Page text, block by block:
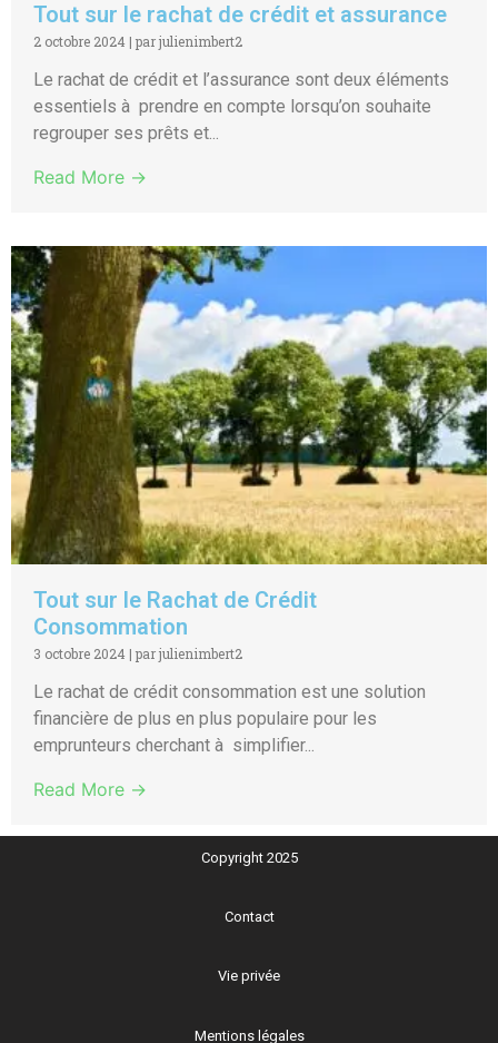
Tout sur le rachat de crédit et assurance
2 octobre 2024 | par julienimbert2
Le rachat de crédit et l’assurance sont deux éléments
essentiels à prendre en compte lorsqu’on souhaite
regrouper ses prêts et...
Read More →
Tout sur le Rachat de Crédit
Consommation
3 octobre 2024 | par julienimbert2
Le rachat de crédit consommation est une solution
financière de plus en plus populaire pour les
emprunteurs cherchant à simplifier...
Read More →
Copyright 2025
Contact
Vie privée
Mentions légales